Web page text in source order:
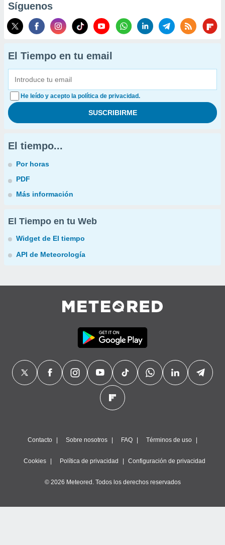
Síguenos
El Tiempo en tu email
He leído y acepto la política de privacidad.
El tiempo...
Por horas
PDF
Más información
El Tiempo en tu Web
Widget de El tiempo
API de Meteorología
Contacto Sobre nosotros FAQ Términos de uso
Cookies Política de privacidad Configuración de privacidad
© 2026 Meteored. Todos los derechos reservados